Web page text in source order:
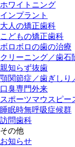
ホワイトニング
インプラント
大人の矯正歯科
こどもの矯正歯科
ボロボロの歯の治療
クリーニング／歯石
親知らず抜歯
顎関節症／歯ぎしり
口臭専門外来
スポーツマウスピー
睡眠時無呼吸症候群
訪問歯科
その他
お知らせ